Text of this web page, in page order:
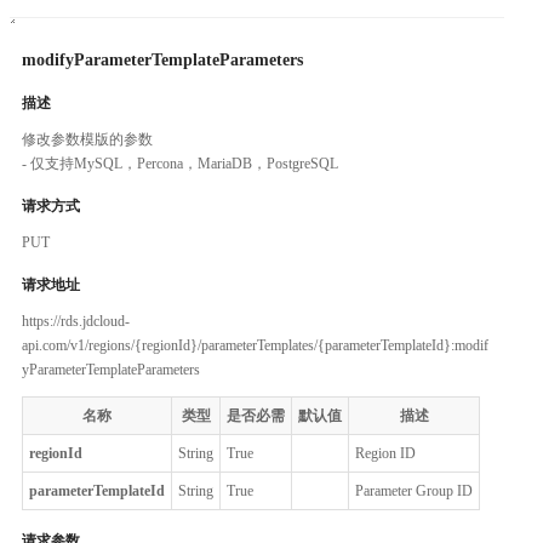
modifyParameterTemplateParameters
描述
修改参数模版的参数
- 仅支持MySQL，Percona，MariaDB，PostgreSQL
请求方式
PUT
请求地址
https://rds.jdcloud-
api.com/v1/regions/{regionId}/parameterTemplates/{parameterTemplateId}:modif
yParameterTemplateParameters
名称 类型 是否必需 默认值 描述
regionId String True Region ID
parameterTemplateId String True Parameter Group ID